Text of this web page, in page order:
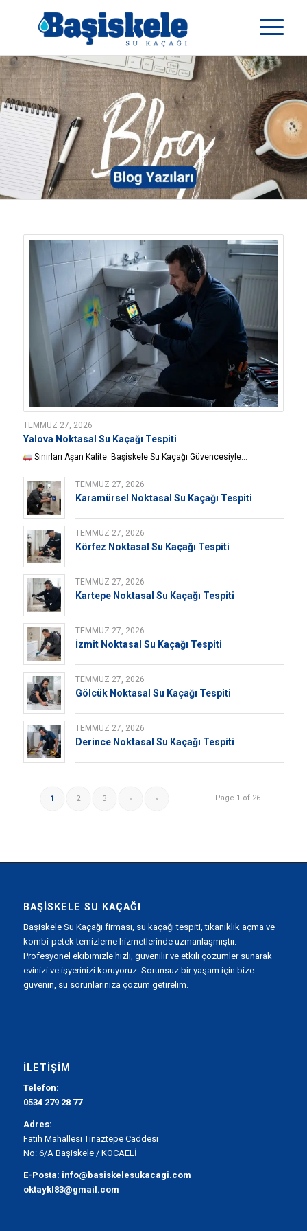
TEMMUZ 27, 2026
Yalova Noktasal Su Kaçağı Tespiti
Sınırları Aşan Kalite: Başiskele Su Kaçağı Güvencesiyle…
TEMMUZ 27, 2026
Karamürsel Noktasal Su Kaçağı Tespiti
TEMMUZ 27, 2026
Körfez Noktasal Su Kaçağı Tespiti
TEMMUZ 27, 2026
Kartepe Noktasal Su Kaçağı Tespiti
TEMMUZ 27, 2026
İzmit Noktasal Su Kaçağı Tespiti
TEMMUZ 27, 2026
Gölcük Noktasal Su Kaçağı Tespiti
TEMMUZ 27, 2026
Derince Noktasal Su Kaçağı Tespiti
Page 1 of 26
1 2 3 › »
BAŞISKELE SU KAÇAĞI
Başiskele Su Kaçağı firması, su kaçağı tespiti, tıkanıklık açma ve
kombi-petek temizleme hizmetlerinde uzmanlaşmıştır.
Profesyonel ekibimizle hızlı, güvenilir ve etkili çözümler sunarak
evinizi ve işyerinizi koruyoruz. Sorunsuz bir yaşam için bize
güvenin, su sorunlarınıza çözüm getirelim.
İLETIŞIM
Telefon:
0534 279 28 77
Adres:
Fatih Mahallesi Tınaztepe Caddesi
No: 6/A Başiskele / KOCAELİ
E-Posta: info@basiskelesukacagi.com
oktaykl83@gmail.com